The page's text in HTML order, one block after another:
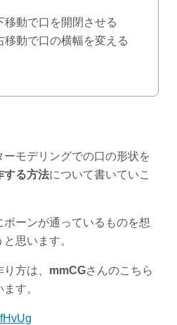
移動で口を開閉させる
移動で口の横幅を変える
モデリングでの口の形状を
する方法について書いていこ
ーンが通っているものを想
思います。
方は、 mmCGさんのこちら
す。